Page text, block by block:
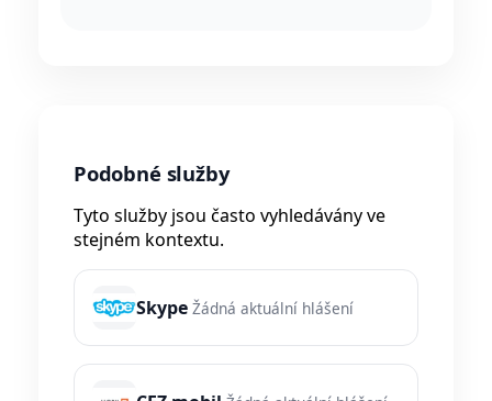
Podobné služby
Tyto služby jsou často vyhledávány ve
stejném kontextu.
Skype Žádná aktuální hlášení